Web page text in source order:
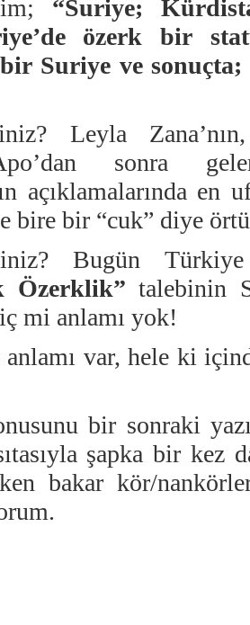
“Suriye;
özerk bir
Suriye ve
Leyla
sonra
açıklamalarında
bire bir “cuk” diye
Bugün
Özerklik” talebinin
mi anlamı yok!
anlamı var, hele ki
bir sonraki
şapka bir kez
bakar kör/